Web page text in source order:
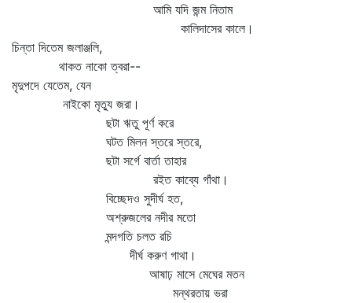
আমি যদি জন্ম নিতাম
কালিদাসের কালে।
চিন্তা দিতেম জলাঞ্জলি,
থাকত নাকো ত্বরা--
মৃদুপদে যেতেম, যেন
নাইকো মৃত্যু জরা।
ছটা ঋতু পূর্ণ করে
ঘটত মিলন স্তরে স্তরে,
ছটা সর্গে বার্তা তাহার
রইত কাব্যে গাঁথা।
বিচ্ছেদও সুদীর্ঘ হত,
অশ্রুজলের নদীর মতো
মন্দগতি চলত রচি
দীর্ঘ করুণ গাথা।
আষাঢ় মাসে মেঘের মতন
মন্থরতায় ভরা